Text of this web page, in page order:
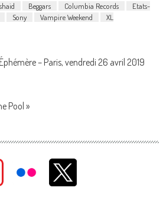
Beggars Columbia Records
Etats-
Sony Vampire Weekend
XL
– Paris, vendredi 26 avril 2019
Pool »